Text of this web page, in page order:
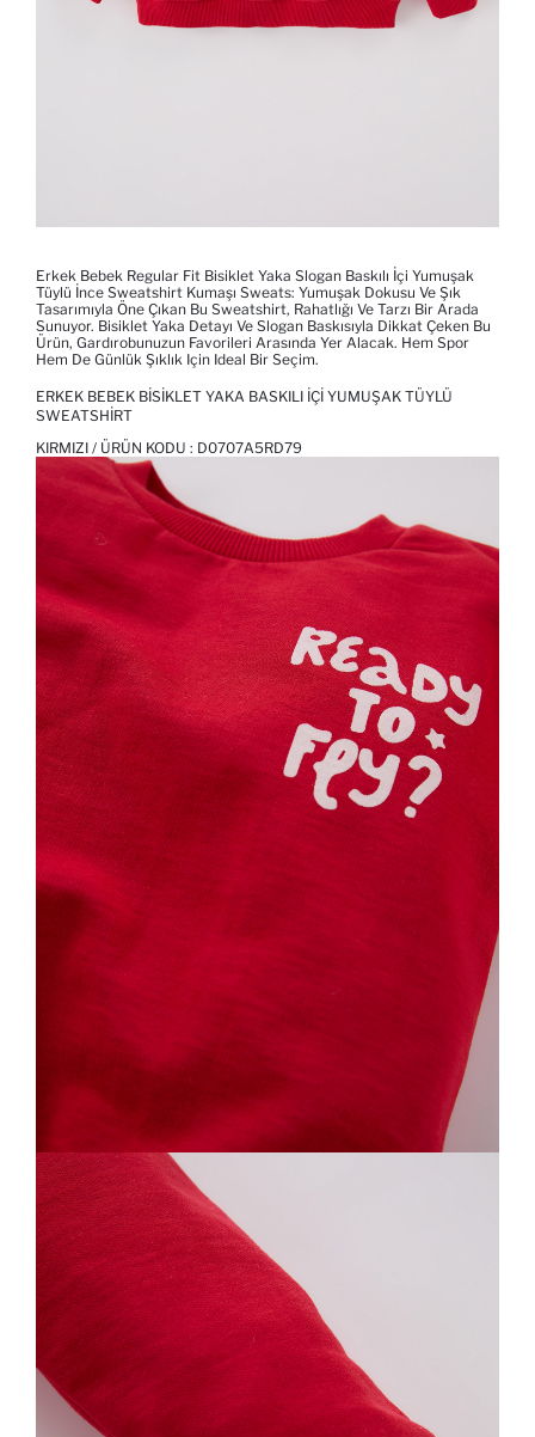
Erkek Bebek Regular Fit Bisiklet Yaka Slogan Baskılı İçi Yumuşak
Tüylü İnce Sweatshirt Kumaşı Sweats: Yumuşak Dokusu Ve Şık
Tasarımıyla Öne Çıkan Bu Sweatshirt, Rahatlığı Ve Tarzı Bir Arada
Sunuyor. Bisiklet Yaka Detayı Ve Slogan Baskısıyla Dikkat Çeken Bu
Ürün, Gardırobunuzun Favorileri Arasında Yer Alacak. Hem Spor
Hem De Günlük Şıklık Için Ideal Bir Seçim.
ERKEK BEBEK BISIKLET YAKA BASKILI İÇI YUMUŞAK TÜYLÜ
SWEATSHIRT
KIRMIZI / ÜRÜN KODU : D0707A5RD79